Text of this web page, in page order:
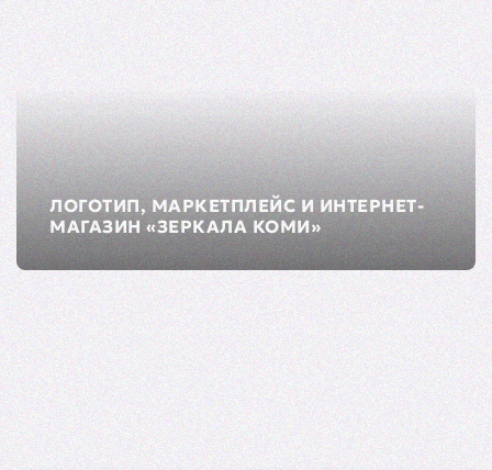
ЛОГОТИП, МАРКЕТПЛЕЙС И ИНТЕРНЕТ-
МАГАЗИН «ЗЕРКАЛА КОМИ»